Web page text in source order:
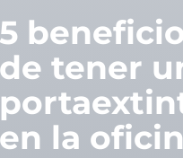
5
de tener
en la